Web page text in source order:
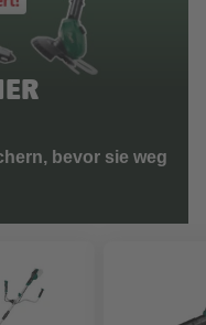
bevor sie weg